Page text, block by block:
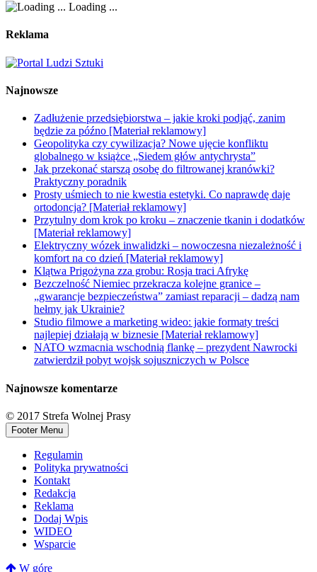
Loading ...
Reklama
Najnowsze
Zadłużenie przedsiębiorstwa – jakie kroki podjąć, zanim
będzie za późno [Materiał reklamowy]
Geopolityka czy cywilizacja? Nowe ujęcie konfliktu
globalnego w książce „Siedem głów antychrysta”
Jak przekonać starszą osobę do filtrowanej kranówki?
Praktyczny poradnik
Prosty uśmiech to nie kwestia estetyki. Co naprawdę daje
ortodoncja? [Materiał reklamowy]
Przytulny dom krok po kroku – znaczenie tkanin i dodatków
[Materiał reklamowy]
Elektryczny wózek inwalidzki – nowoczesna niezależność i
komfort na co dzień [Materiał reklamowy]
Klątwa Prigożyna zza grobu: Rosja traci Afrykę
Bezczelność Niemiec przekracza kolejne granice –
„gwarancje bezpieczeństwa” zamiast reparacji – dadzą nam
hełmy jak Ukrainie?
Studio filmowe a marketing wideo: jakie formaty treści
najlepiej działają w biznesie [Materiał reklamowy]
NATO wzmacnia wschodnią flankę – prezydent Nawrocki
zatwierdził pobyt wojsk sojuszniczych w Polsce
Najnowsze komentarze
© 2017 Strefa Wolnej Prasy
Footer Menu
Regulamin
Polityka prywatności
Kontakt
Redakcja
Reklama
Dodaj Wpis
WIDEO
Wsparcie
W górę